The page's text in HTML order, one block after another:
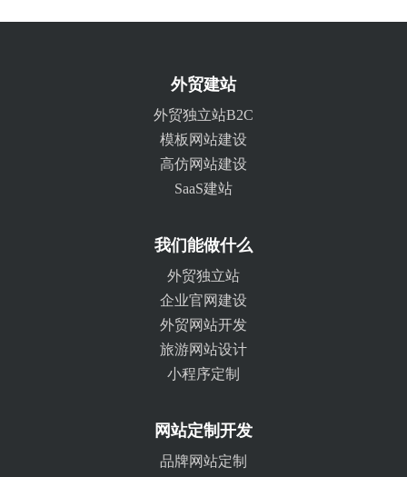
外贸建站
外贸独立站B2C
模板网站建设
高仿网站建设
SaaS建站
我们能做什么
外贸独立站
企业官网建设
外贸网站开发
旅游网站设计
小程序定制
网站定制开发
品牌网站定制